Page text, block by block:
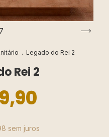
7
. Legado do Rei 2
Rei 2
sem juros